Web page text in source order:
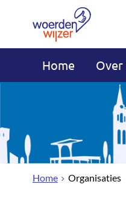
Home
Home Organisaties